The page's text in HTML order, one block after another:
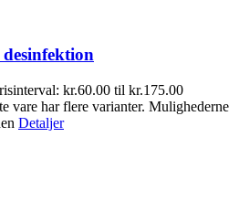
kr.60.00 til kr.175.00
vare har flere varianter. Mulighederne
Detaljer